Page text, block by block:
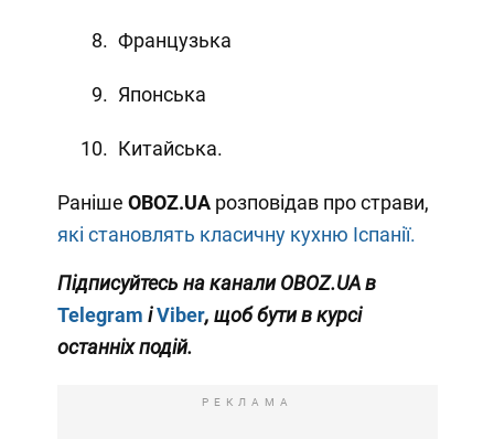
Французька
Японська
Китайська.
Раніше OBOZ.UA розповідав про страви,
які становлять класичну кухню Іспанії.
Підписуйтесь на канали OBOZ.UA в
Telegram іViber, щоб бути в курсі
останніх подій.
РЕКЛАМА